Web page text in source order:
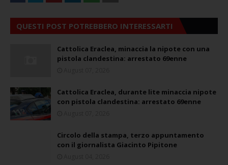
QUESTI POST POTREBBERO INTERESSARTI
Cattolica Eraclea, minaccia la nipote con una
pistola clandestina: arrestato 69enne
Cattolica Eraclea, durante lite minaccia nipote
con pistola clandestina: arrestato 69enne
Circolo della stampa, terzo appuntamento
con il giornalista Giacinto Pipitone